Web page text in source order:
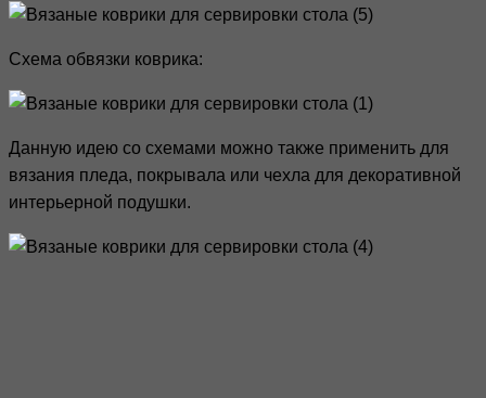
Схема обвязки коврика:
Данную идею со схемами можно также применить для
вязания пледа, покрывала или чехла для декоративной
интерьерной подушки.